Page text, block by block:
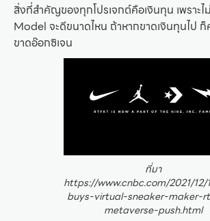
สิ่งที่สำคัญของทุกโปรเจกต์คือเงินทุน เพราะ
Model จะดีขนาดไหน ถ้าหากขาดเงินทุนไป
ขาดอ๊อกซิเจน
ที่มา
https://www.cnbc.com/2021/12/
buys-virtual-sneaker-maker-
metaverse-push.html